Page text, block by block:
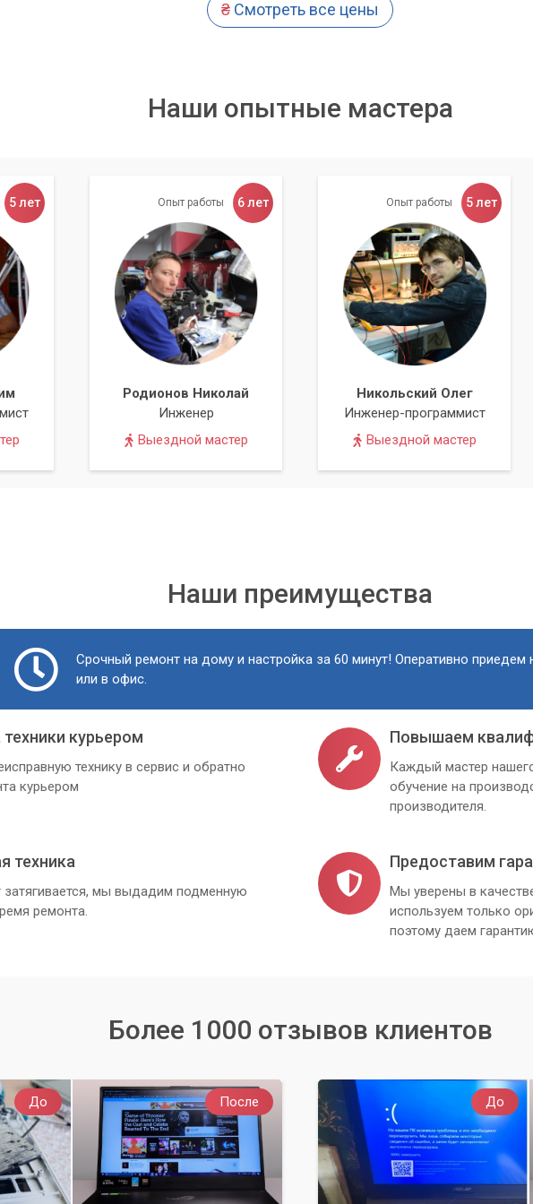
₴ Смотреть все цены
Наши опытные мастера
5 лет Опыт работы 6 лет
Родионов Николай
Инженер
Выездной мастер
Опыт работы 5 лет
Никольский Олег
Инженер-программист
Выездной мастер
Наши преимущества
Срочный ремонт на дому и настройка за 60 минут! Оперативно приедем
или в офис.
курьером
технику в сервис и обратно
курьером
Повышаем
Каждый мастер
обучение на
производителя.
техника
затягивается, мы выдадим подменную
ремонта.
Предоставим
Мы уверены в
используем только
поэтому даем
Более 1000 отзывов клиентов
До После До